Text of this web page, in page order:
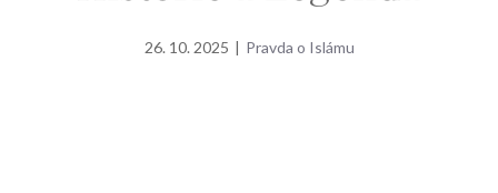
26. 10. 2025 | Pravda o Islámu